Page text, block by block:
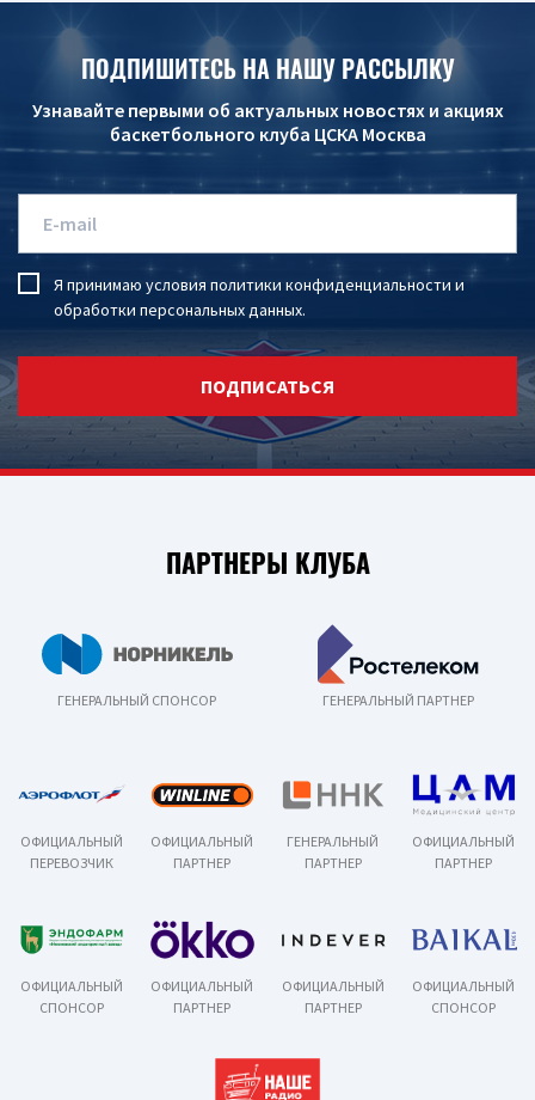
ПОДПИШИТЕСЬ НА НАШУ РАССЫЛКУ
Узнавайте первыми об актуальных новостях и акциях
баскетбольного клуба ЦСКА Москва
Я принимаю условия политики конфиденциальности и
обработки персональных данных.
ПОДПИСАТЬСЯ
ПАРТНЕРЫ КЛУБА
ГЕНЕРАЛЬНЫЙ СПОНСОР ГЕНЕРАЛЬНЫЙ ПАРТНЕР
ОФИЦИАЛЬНЫЙ
ПЕРЕВОЗЧИК
ОФИЦИАЛЬНЫЙ
ПАРТНЕР
ГЕНЕРАЛЬНЫЙ
ПАРТНЕР
ОФИЦИАЛЬНЫЙ
ПАРТНЕР
ОФИЦИАЛЬНЫЙ
СПОНСОР
ОФИЦИАЛЬНЫЙ
ПАРТНЕР
ОФИЦИАЛЬНЫЙ
ПАРТНЕР
ОФИЦИАЛЬНЫЙ
СПОНСОР